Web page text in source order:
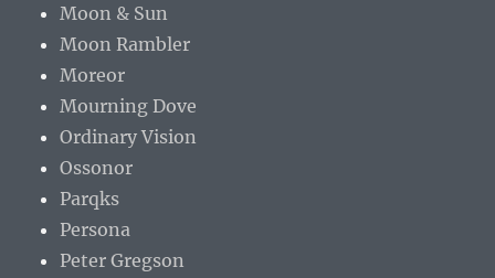
Moon & Sun
Moon Rambler
Moreor
Mourning Dove
Ordinary Vision
Ossonor
Parqks
Persona
Peter Gregson